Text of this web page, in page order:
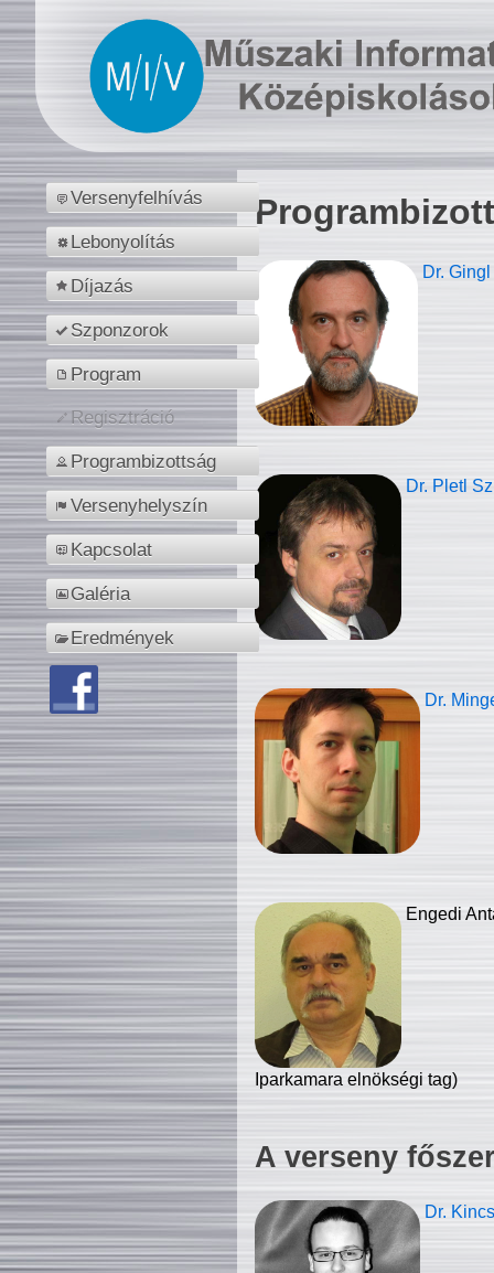
Versenyfelhívás
Lebonyolítás
Díjazás
Szponzorok
Program
Regisztráció
Programbizottság
Versenyhelyszín
Kapcsolat
Galéria
Eredmények
Dr.
Dr. Pletl
Dr.
Engedi
Iparkamara elnökségi tag)
A verseny
Dr.